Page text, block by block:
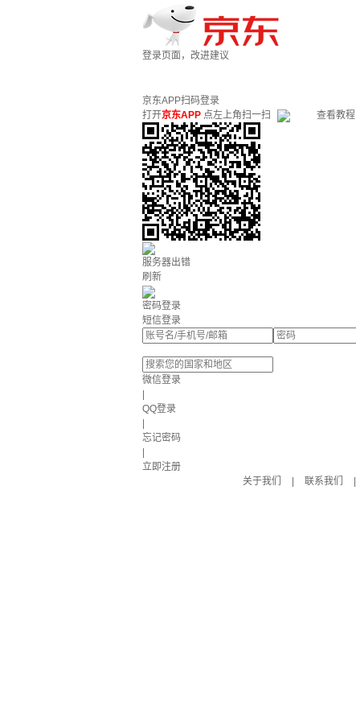
登录页面，改进建议
京东APP扫码登录
打开京东APP 点左上角扫一扫 查看教程
服务器出错
刷新
密码登录
短信登录
微信登录
QQ登录
忘记密码
立即注册
关于我们
联系我们